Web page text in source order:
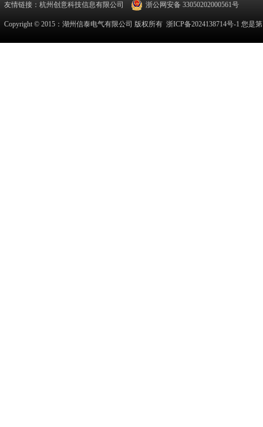
友情链接： 杭州创意科技信息有限公司 浙公网安备 33050202000561号
Copyright © 2015：湖州信泰电气有限公司 版权所有浙ICP备2024138714号-1 您是